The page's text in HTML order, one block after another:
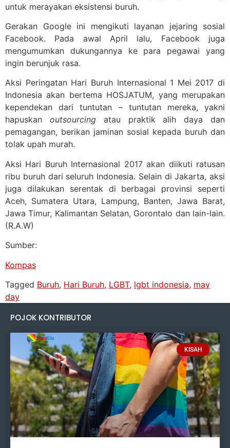
untuk merayakan eksistensi buruh.
Gerakan Google ini mengikuti layanan jejaring sosial
Facebook. Pada awal April lalu, Facebook juga
mengumumkan dukungannya ke para pegawai yang
ingin berunjuk rasa.
Aksi Peringatan Hari Buruh Internasional 1 Mei 2017 di
Indonesia akan bertema HOSJATUM, yang merupakan
kependekan dari tuntutan – tuntutan mereka, yakni
hapuskan outsourcingatau praktik alih daya dan
pemagangan, berikan jaminan sosial kepada buruh dan
tolak upah murah.
Aksi Hari Buruh Internasional 2017 akan diikuti ratusan
ribu buruh dari seluruh Indonesia. Selain di Jakarta, aksi
juga dilakukan serentak di berbagai provinsi seperti
Aceh, Sumatera Utara, Lampung, Banten, Jawa Barat,
Jawa Timur, Kalimantan Selatan, Gorontalo dan lain-lain.
(R.A.W)
Sumber:
Kompas
Tagged Buruh, Hari Buruh, LGBT, lgbt indonesia, may
day
POJOK KONTRIBUTOR
KISAH